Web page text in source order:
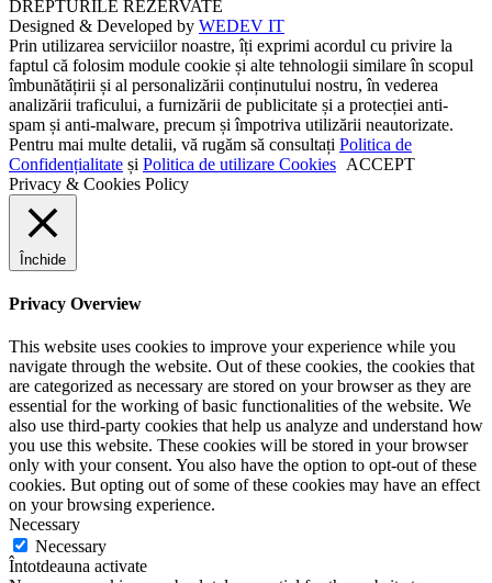
DREPTURILE REZERVATE
Designed & Developed by WEDEV IT
Prin utilizarea serviciilor noastre, îți exprimi acordul cu privire la
faptul că folosim module cookie și alte tehnologii similare în scopul
îmbunătățirii și al personalizării conținutului nostru, în vederea
analizării traficului, a furnizării de publicitate și a protecției anti-
spam și anti-malware, precum și împotriva utilizării neautorizate.
Pentru mai multe detalii, vă rugăm să consultați Politica de
Confidențialitate și Politica de utilizare Cookies ACCEPT
Privacy & Cookies Policy
Închide
Privacy Overview
This website uses cookies to improve your experience while you
navigate through the website. Out of these cookies, the cookies that
are categorized as necessary are stored on your browser as they are
essential for the working of basic functionalities of the website. We
also use third-party cookies that help us analyze and understand how
you use this website. These cookies will be stored in your browser
only with your consent. You also have the option to opt-out of these
cookies. But opting out of some of these cookies may have an effect
on your browsing experience.
Necessary
Necessary
Întotdeauna activate